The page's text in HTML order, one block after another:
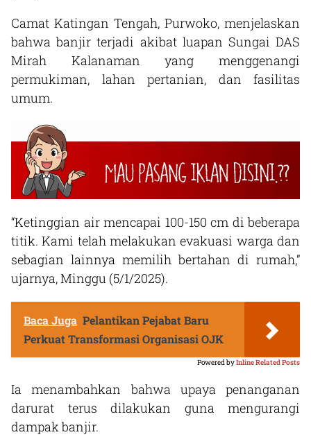
Camat Katingan Tengah, Purwoko, menjelaskan
bahwa banjir terjadi akibat luapan Sungai DAS
Mirah Kalanaman yang menggenangi
permukiman, lahan pertanian, dan fasilitas
umum.
“Ketinggian air mencapai 100-150 cm di beberapa
titik. Kami telah melakukan evakuasi warga dan
sebagian lainnya memilih bertahan di rumah,”
ujarnya, Minggu (5/1/2025).
Baca Juga Pelantikan Pejabat Baru
Perkuat Transformasi Organisasi OJK
Powered byInline Related Posts
Ia menambahkan bahwa upaya penanganan
darurat terus dilakukan guna mengurangi
dampak banjir.